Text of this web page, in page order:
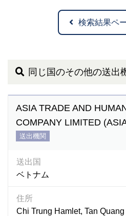
検索結果ペ
同じ国のその他の送出
ASIA TRADE AND
COMPANY LIMITED
送出機関
送出国
ベトナム
住所
Chi Trung Hamlet, Tan